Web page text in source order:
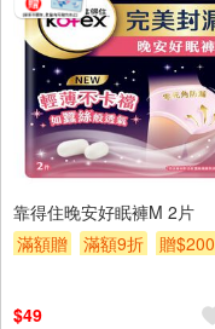
靠得住晚安好眠褲M 2片
滿額贈
滿額9折 贈$200
$49